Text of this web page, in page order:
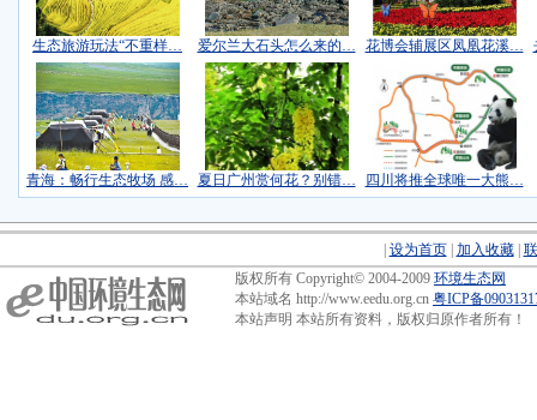
生态旅游玩法“不重样… 爱尔兰大石头怎么来的… 花博会辅展区凤凰花溪…
青海：畅行生态牧场 感… 夏日广州赏何花？别错… 四川将推全球唯一大熊…
设为首页| 加入收藏|
版权所有 Copyright© 2004-2009 环境生态网
本站域名 http://www.eedu.org.cn 粤ICP备
本站声明 本站所有资料，版权归原作者所有！